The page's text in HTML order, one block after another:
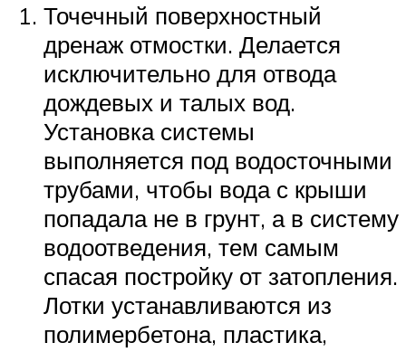
Точечный поверхностный
дренаж отмостки. Делается
исключительно для отвода
дождевых и талых вод.
Установка системы
выполняется под водосточными
трубами, чтобы вода с крыши
попадала не в грунт, а в систему
водоотведения, тем самым
спасая постройку от затопления.
Лотки устанавливаются из
полимербетона, пластика,